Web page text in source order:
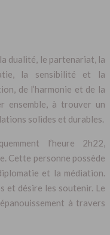
dualité, le partenariat, la
la sensibilité et la
de l’harmonie et de la
ensemble, à trouver un
solides et durables.
l’heure 2h22,
Cette personne possède
et la médiation.
et désire les soutenir. Le
à travers